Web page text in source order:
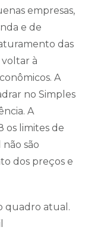
empresas,
e de
das
à
A
no Simples
A
os limites de
são
dos preços e
quadro atual.